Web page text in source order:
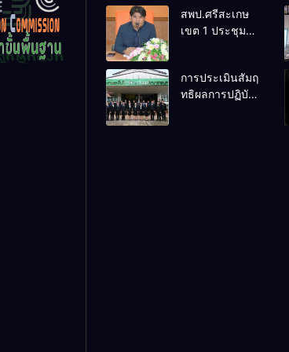
สพป.ศรีสะเกษ
เขต 1 ประชุม
งานศิลป
หัตถกรรม
การประเมินสัมฤ
ทธิผลการปฏิบัติ